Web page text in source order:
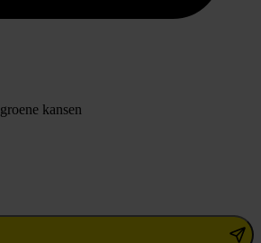
kansen